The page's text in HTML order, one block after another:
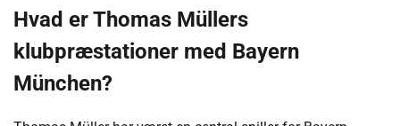
Hvad er Thomas Müllers
klubpræstationer med Bayern
München?